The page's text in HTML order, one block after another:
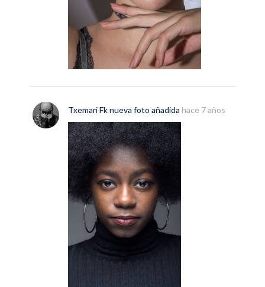
Txemari Fknueva foto añadida hace 7 años